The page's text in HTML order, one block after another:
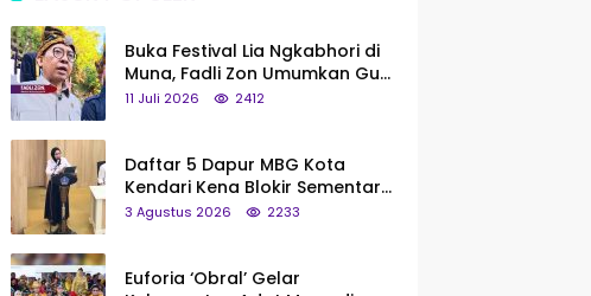
Buka Festival Lia Ngkabhori di
Muna, Fadli Zon Umumkan Gua
Metanduno Segera Naik Status
11 Juli 2026 2412
Daftar 5 Dapur MBG Kota
Kendari Kena Blokir Sementara
dari Pusat
3 Agustus 2026 2233
Euforia ‘Obral’ Gelar